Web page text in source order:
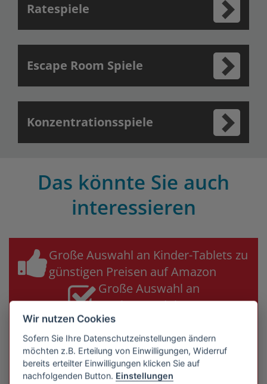
Ratespiele
Escape Room Spiele
Konzentrationsspiele
Das könnte Sie auch
interessieren
Große Auswahl an Kinder-Tablets zu
günstigen Preisen auf Amazon
Große Auswahl an
Markenprodukten
Sichere Bezahlung
& Käuferschutz
Kinder-Tablet Bestseller jetzt auf Amazon ansehen &
sparen!
Wir nutzen Cookies
Sofern Sie Ihre Datenschutzeinstellungen ändern
möchten z.B. Erteilung von Einwilligungen, Widerruf
bereits erteilter Einwilligungen klicken Sie auf
nachfolgenden Button. Einstellungen